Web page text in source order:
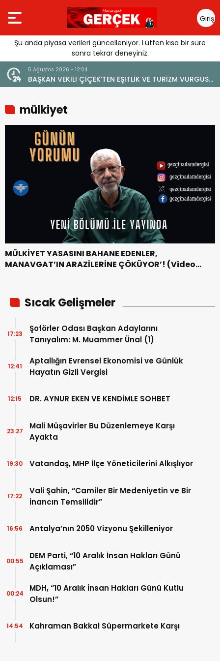
Giriş
Yap
Şu anda piyasa verileri güncelleniyor. Lütfen kısa bir süre
sonra tekrar deneyiniz.
5 Ağustos 2026 - 12:04
BAŞKAN VEKİLİ ÇİÇEK’TEN EŞİTLİK VE TURİZM VURGUSU:
“MANAVGAT’IN MARKA DEĞERİNE ZARAR VERİLMEMELİ”
mülkiyet
MÜLKİYET YASASINI BAHANE EDENLER,
MANAVGAT’IN ARAZİLERİNE ÇÖKÜYOR’! (Video
Sıcak Gelişmeler
Şoförler Odası Başkan Adaylarını
Tanıyalım: M. Muammer Ünal (1)
17:23
Aptallığın Evrensel Ekonomisi ve Günlük
Hayatın Gizli Vergisi
12:41
DR. AYNUR EKEN VE KENDİMLE SOHBET
12:15
Mali Müşavirler Bu Düzenlemeye Karşı
Ayakta
23:27
Vatandaş, MHP İlçe Yöneticilerini Alkışlıyor
19:30
Vali Şahin, “Camiler Bir Medeniyetin ve Bir
İnancın Temsilidir”
17:22
Antalya’nın 2050 Vizyonu Şekilleniyor
16:56
DEM Parti, “10 Aralık İnsan Hakları Günü
Açıklaması”
00:55
MDH, “10 Aralık İnsan Hakları Günü Kutlu
Olsun!”
00:24
Kahraman Bakkal Süpermarkete Karşı
14:54